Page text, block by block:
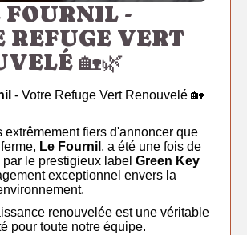
FOURNIL -
REFUGE VERT
🏡🌿
- Votre Refuge Vert Renouvelé 🏡
extrêmement fiers d'annoncer que
Le Fournil , a été une fois de
le prestigieux label Green Key
exceptionnel envers la
renouvelée est une véritable
pour toute notre équipe.